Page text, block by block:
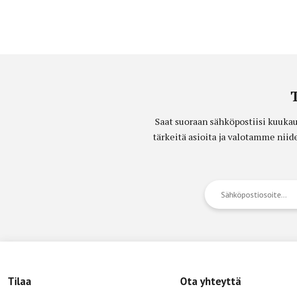
Saat suoraan sähköpostiisi
tärkeitä asioita ja valotamme
Tilaa Ota yhteyttä